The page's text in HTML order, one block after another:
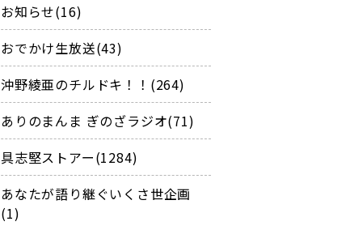
お知らせ(16)
おでかけ生放送(43)
沖野綾亜のチルドキ！！(264)
ありのまんま ぎのざラジオ(71)
具志堅ストアー(1284)
あなたが語り継ぐいくさ世企画
(1)